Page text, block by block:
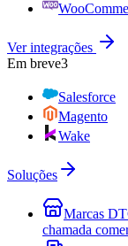
Ver integrações
Em breve3
Salesforce
Magento
Wake
Soluções
Marcas
chamada